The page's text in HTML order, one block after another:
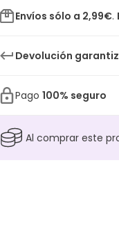
Envíos sólo a 2,99€.
Devolución
Pago 100% seguro
Al comprar este